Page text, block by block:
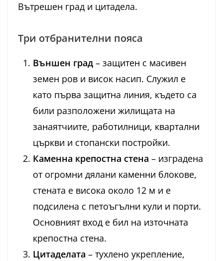
Вътрешен град и цитадела.
Три отбранителни пояса
Външен град – защитен с масивен
земен ров и висок насип. Служил е
като първа защитна линия, където са
били разположени жилищата на
занаятчиите, работилници, квартални
църкви и стопански постройки.
Каменна крепостна стена – изградена
от огромни дялани каменни блокове,
стената е висока около 12 м и е
подсилена с петоъгълни кули и порти.
Основният вход е бил на източната
крепостна стена.
Цитаделата – тухлено укрепление,